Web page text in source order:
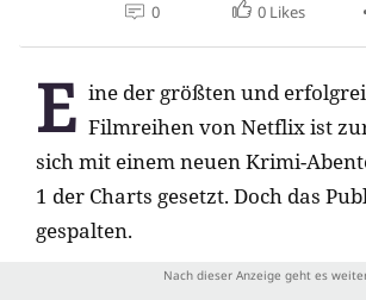
0 0 Likes
E ine der größten und
Filmreihen von Netflix ist
sich mit einem neuen Krimi-
1 der Charts gesetzt. Doch das
gespalten.